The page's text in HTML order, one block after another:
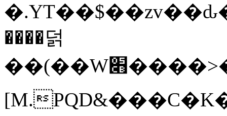
����덝
��(��W׋����>��O>�d�%Y�@�@ڻ<�z{rc&׻��z�����AeK�^�����������˩t��=x~
[M.